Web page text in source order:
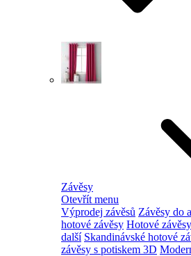
Závěsy
Otevřít menu
Výprodej závěsů Závěsy do
hotové závěsy Hotové závěsy
další Skandinávské hotové
závěsy s potiskem 3D